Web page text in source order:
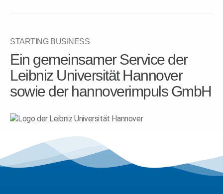
STARTING BUSINESS
Ein gemeinsamer Service der
Leibniz Universität Hannover
sowie der hannoverimpuls GmbH